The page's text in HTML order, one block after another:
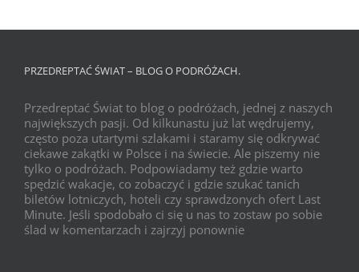
PRZEDREPTAĆ ŚWIAT – BLOG O PODRÓŻACH.
Przedreptać Świat to blog o podróżach, jednej z naszych
największych pasji. Od kilkunastu już lat wędrujemy,
często poza utartymi szlakami i staramy się odkrywać
ciekawe zakątki w Polsce i na świecie. Ale piszemy nie
tylko o podróżach. Podpowiadamy też gdzie warto
spędzić wakacje, co zobaczyć i gdzie szukać tanich
biletów lotniczych, hoteli czy sprawdzonych ofert Last
Minute. Jeśli spodobało ci się u nas to zostaw po sobie
ślad w komentarzach i zajrzyj ponownie